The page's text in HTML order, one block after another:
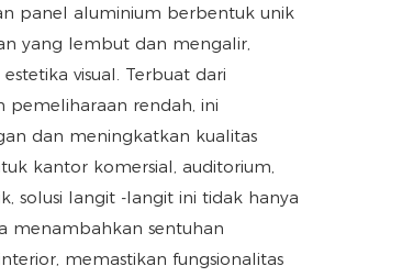
panel aluminium berbentuk unik
yang lembut dan mengalir,
visual. Terbuat dari
rendah, ini
dan meningkatkan kualitas
kantor komersial, auditorium,
solusi langit -langit ini tidak hanya
menambahkan sentuhan
memastikan fungsionalitas